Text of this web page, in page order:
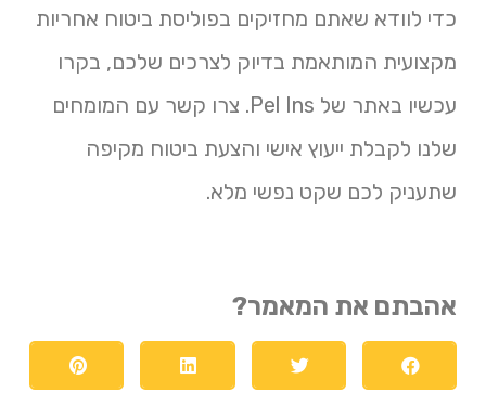
כדי לוודא שאתם מחזיקים בפוליסת ביטוח אחריות
מקצועית המותאמת בדיוק לצרכים שלכם, בקרו
עכשיו באתר של Pel Ins. צרו קשר עם המומחים
שלנו לקבלת ייעוץ אישי והצעת ביטוח מקיפה
שתעניק לכם שקט נפשי מלא.
אהבתם את המאמר?